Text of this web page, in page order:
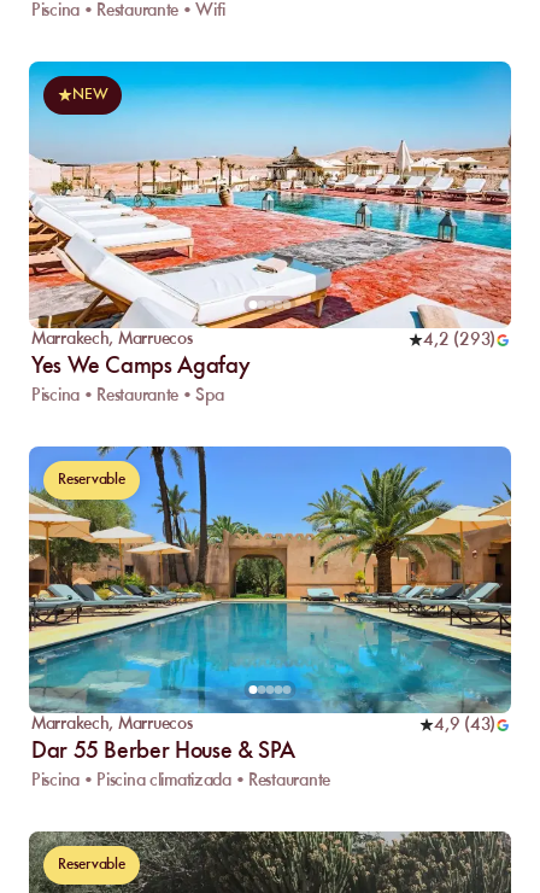
Piscina • Restaurante • Wifi
NEW
Marrakech, Marruecos 4,2 (293)
Yes We Camps Agafay
Piscina • Restaurante • Spa
Reservable
Marrakech, Marruecos 4,9 (43)
Dar 55 Berber House & SPA
Piscina • Piscina climatizada • Restaurante
Reservable